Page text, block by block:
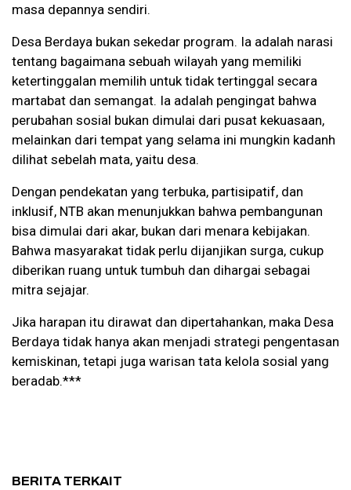
masa depannya sendiri.
Desa Berdaya bukan sekedar program. Ia adalah narasi
tentang bagaimana sebuah wilayah yang memiliki
ketertinggalan memilih untuk tidak tertinggal secara
martabat dan semangat. Ia adalah pengingat bahwa
perubahan sosial bukan dimulai dari pusat kekuasaan,
melainkan dari tempat yang selama ini mungkin kadanh
dilihat sebelah mata, yaitu desa.
Dengan pendekatan yang terbuka, partisipatif, dan
inklusif, NTB akan menunjukkan bahwa pembangunan
bisa dimulai dari akar, bukan dari menara kebijakan.
Bahwa masyarakat tidak perlu dijanjikan surga, cukup
diberikan ruang untuk tumbuh dan dihargai sebagai
mitra sejajar.
Jika harapan itu dirawat dan dipertahankan, maka Desa
Berdaya tidak hanya akan menjadi strategi pengentasan
kemiskinan, tetapi juga warisan tata kelola sosial yang
beradab.***
BERITA TERKAIT